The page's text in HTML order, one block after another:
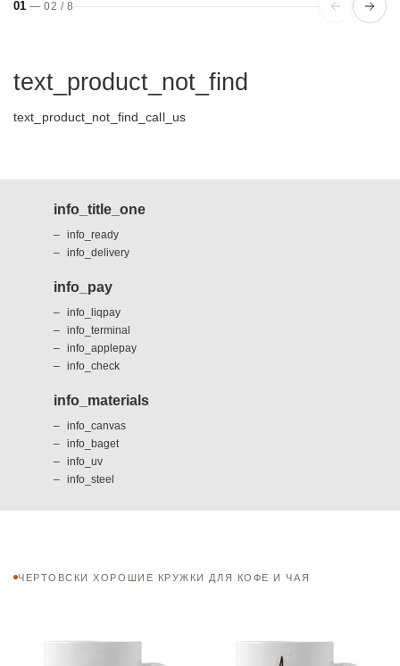
01 —02 / 8
text_product_not_find
text_product_not_find_call_us
info_title_one
info_ready
info_delivery
info_pay
info_liqpay
info_terminal
info_applepay
info_check
info_materials
info_canvas
info_baget
info_uv
info_steel
ЧЕРТОВСКИ ХОРОШИЕ КРУЖКИ ДЛЯ КОФЕ И ЧАЯ